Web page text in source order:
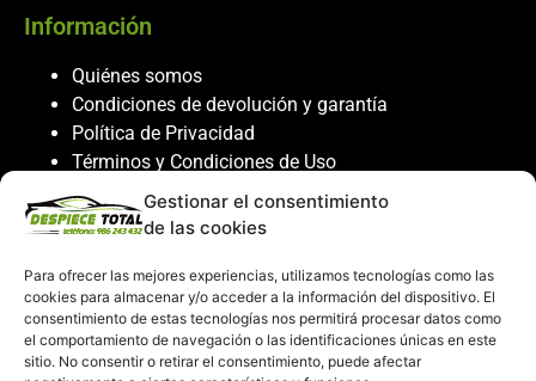
Gestionar el consentimiento
de las cookies
Para ofrecer las mejores experiencias, utilizamos tecnologías como las
cookies para almacenar y/o acceder a la información del dispositivo. El
consentimiento de estas tecnologías nos permitirá procesar datos como
el comportamiento de navegación o las identificaciones únicas en este
sitio. No consentir o retirar el consentimiento, puede afectar
Información
Quiénes somos
Condiciones de devolución y garantía
Política de Privacidad
Términos y Condiciones de Uso
Política de Cookies
Servicio al cliente
Contacto
986 243 432
608 867 074